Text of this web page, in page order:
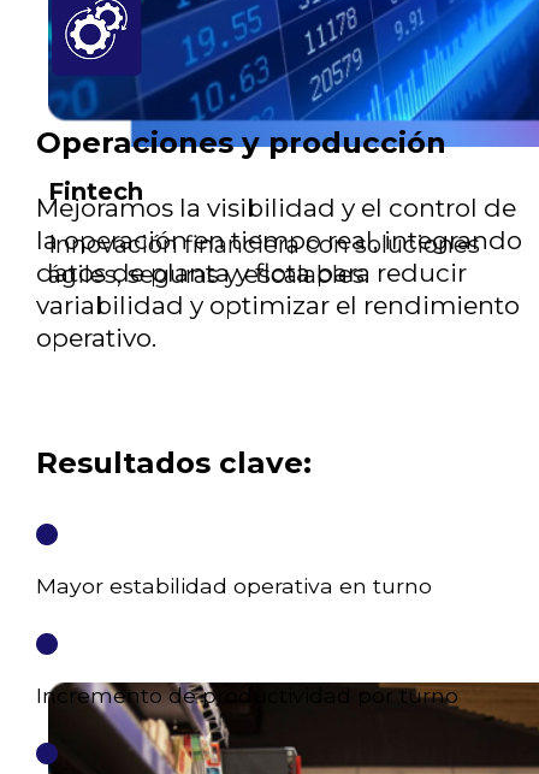
Fintech
Innovación financiera con soluciones
ágiles, seguras y escalables.
Operaciones y producción
Mejoramos la visibilidad y el control de
la operación en tiempo real, integrando
datos de planta y flota para reducir
variabilidad y optimizar el rendimiento
operativo.
Resultados clave:
Mayor estabilidad operativa en turno
Incremento de productividad por turno